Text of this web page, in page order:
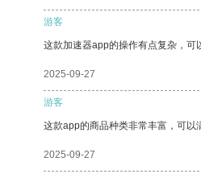
游客
这款加速器app的操作有点复杂，可
2025-09-27
游客
这款app的商品种类非常丰富，可以
2025-09-27